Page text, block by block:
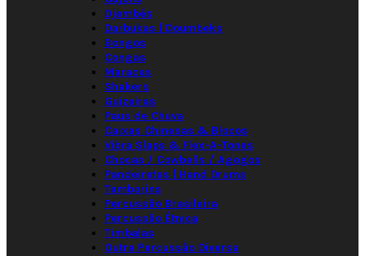
Djembés
Darbukas | Doumbeks
Bongos
Congas
Maracas
Shakers
Guizeiras
Paus de Chuva
Caixas Chinesas & Blocos
Vibra Slaps & Flex-A-Tones
Chocas / Cowbells / Agogos
Pandeiretas | Hand Drums
Tamborins
Percussão Brasileira
Percussão Étnica
Timbalas
Outra Percussão Diversa